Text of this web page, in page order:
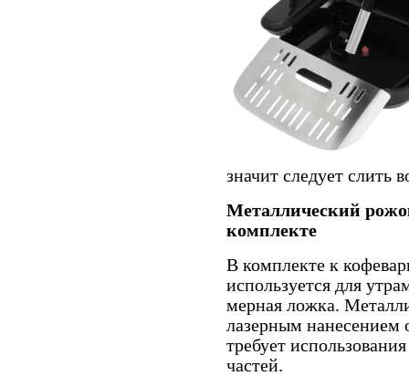
значит следует слить
Металлический
комплекте
В комплекте к
используется для
мерная ложка.
лазерным нанесением
требует
частей.